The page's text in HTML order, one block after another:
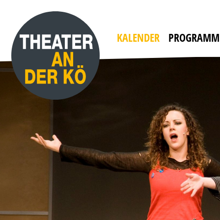
KALENDER PROGRAMM
mit WILLI THOMCZYK, DANA GOLOMBEK VON
HEINERSDORFF u. a.
Die Camper sind zurück!